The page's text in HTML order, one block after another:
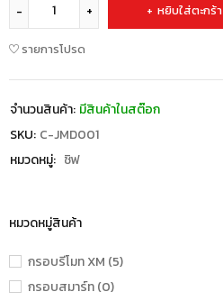
หมวดหมู่สินค้า
กรอบรีโมท XM (5)
กรอบสมาร์ท (0)
หยิบใส่ตะกร้า
รายการโปรด
จำนวนสินค้า: มีสินค้าในสต๊อก
SKU: C-JMD001
หมวดหมู่: ชิฟ